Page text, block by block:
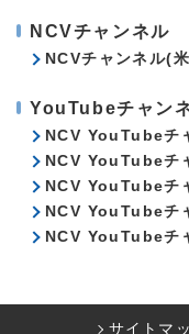
NCVチャンネル
NCVチャンネル(
YouTubeチャン
NCV YouTubeチ
NCV YouTubeチ
NCV YouTubeチ
NCV YouTubeチ
NCV YouTubeチ
サイトマ